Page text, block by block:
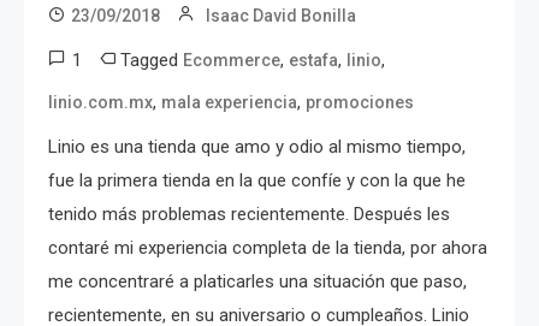
23/09/2018 Isaac David Bonilla
1 Tagged Ecommerce, estafa, linio,
linio.com.mx, mala experiencia, promociones
Linio es una tienda que amo y odio al mismo tiempo,
fue la primera tienda en la que confíe y con la que he
tenido más problemas recientemente. Después les
contaré mi experiencia completa de la tienda, por ahora
me concentraré a platicarles una situación que paso,
recientemente, en su aniversario o cumpleaños. Linio